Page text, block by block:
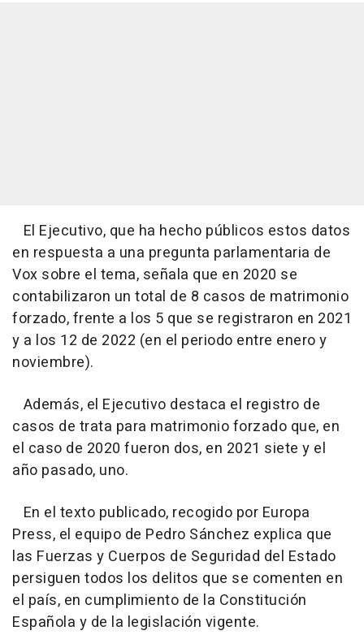
El Ejecutivo, que ha hecho públicos estos datos
en respuesta a una pregunta parlamentaria de
Vox sobre el tema, señala que en 2020 se
contabilizaron un total de 8 casos de matrimonio
forzado, frente a los 5 que se registraron en 2021
y a los 12 de 2022 (en el periodo entre enero y
noviembre).
Además, el Ejecutivo destaca el registro de
casos de trata para matrimonio forzado que, en
el caso de 2020 fueron dos, en 2021 siete y el
año pasado, uno.
En el texto publicado, recogido por Europa
Press, el equipo de Pedro Sánchez explica que
las Fuerzas y Cuerpos de Seguridad del Estado
persiguen todos los delitos que se comenten en
el país, en cumplimiento de la Constitución
Española y de la legislación vigente.